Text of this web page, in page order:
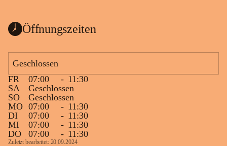
Öffnungszeiten
Geschlossen
FR
07:00 - 11:30
SA
Geschlossen
SO
Geschlossen
MO 07:00 - 11:30
DI
07:00 - 11:30
MI
07:00 - 11:30
DO
07:00 - 11:30
Zuletzt bearbeitet: 20.09.2024